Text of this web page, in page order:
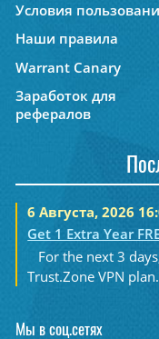
Условия
Наши правила
Warrant Canary
Заработок для
рефералов
6 Августа, 2026
Get 1 Extra Year
For the next 3
Trust.Zone VPN
Мы в соц.сетях